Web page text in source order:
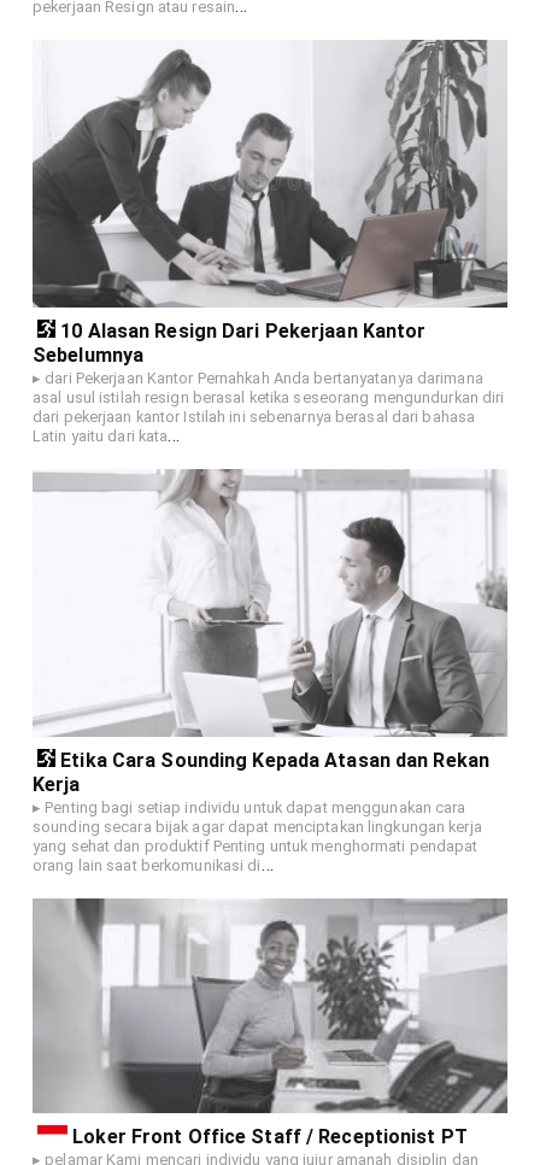
pekerjaan Resign atau resain…
10 Alasan Resign Dari Pekerjaan Kantor
Sebelumnya
▸ dari Pekerjaan Kantor Pernahkah Anda bertanyatanya darimana
asal usul istilah resign berasal ketika seseorang mengundurkan diri
dari pekerjaan kantor Istilah ini sebenarnya berasal dari bahasa
Latin yaitu dari kata…
Etika Cara Sounding Kepada Atasan dan Rekan
Kerja
▸ Penting bagi setiap individu untuk dapat menggunakan cara
sounding secara bijak agar dapat menciptakan lingkungan kerja
yang sehat dan produktif Penting untuk menghormati pendapat
orang lain saat berkomunikasi di …
Loker Front Office Staff / Receptionist PT
▸ pelamar Kami mencari individu yang jujur amanah disiplin dan